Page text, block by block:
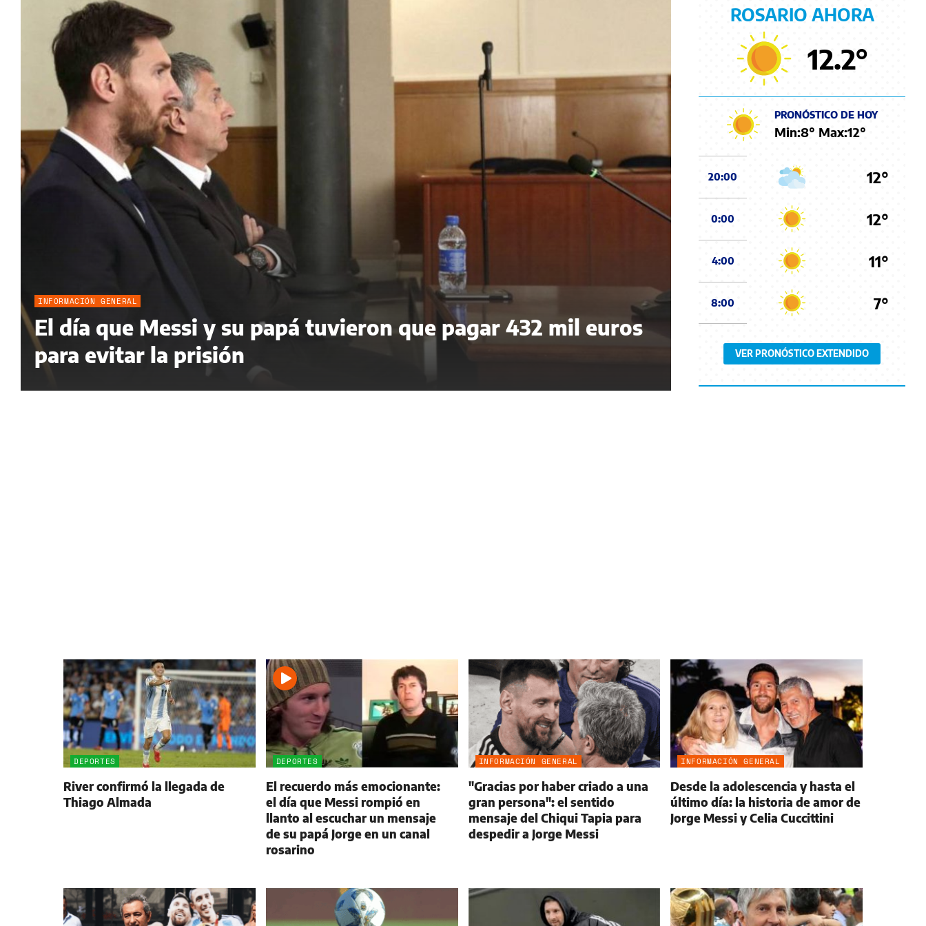
INFORMACIÓN GENERAL
El día que Messi y su papá tuvieron que pagar 432 mil euros
para evitar la prisión
ROSARIO AHORA
12.2°
PRONÓSTICO DE HOY
Min:8° Max:12°
20:00 12°
0:00 12°
4:00 11°
8:00 7°
VER PRONÓSTICO EXTENDIDO
DEPORTES
River confirmó la llegada de
Thiago Almada
DEPORTES
El recuerdo más emocionante:
el día que Messi rompió en
llanto al escuchar un mensaje
de su papá Jorge en un canal
rosarino
INFORMACIÓN GENERAL
"Gracias por haber criado a una
gran persona": el sentido
mensaje del Chiqui Tapia para
despedir a Jorge Messi
INFORMACIÓN GENERAL
Desde la adolescencia y hasta el
último día: la historia de amor de
Jorge Messi y Celia Cuccittini